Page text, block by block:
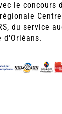
le concours
du service
d'Orléans.